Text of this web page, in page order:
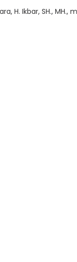
Update
H. Ikbar, SH., MH.,